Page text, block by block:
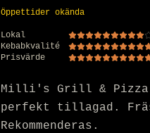
Öppettider okända
Lokal
Kebabkvalité
Prisvärde
Milli's Grill & Pizza i
perfekt tillagad.
Rekommenderas.